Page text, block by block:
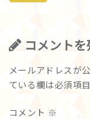
コメントを
メールアドレスが
ている欄は必須項
コメント ※